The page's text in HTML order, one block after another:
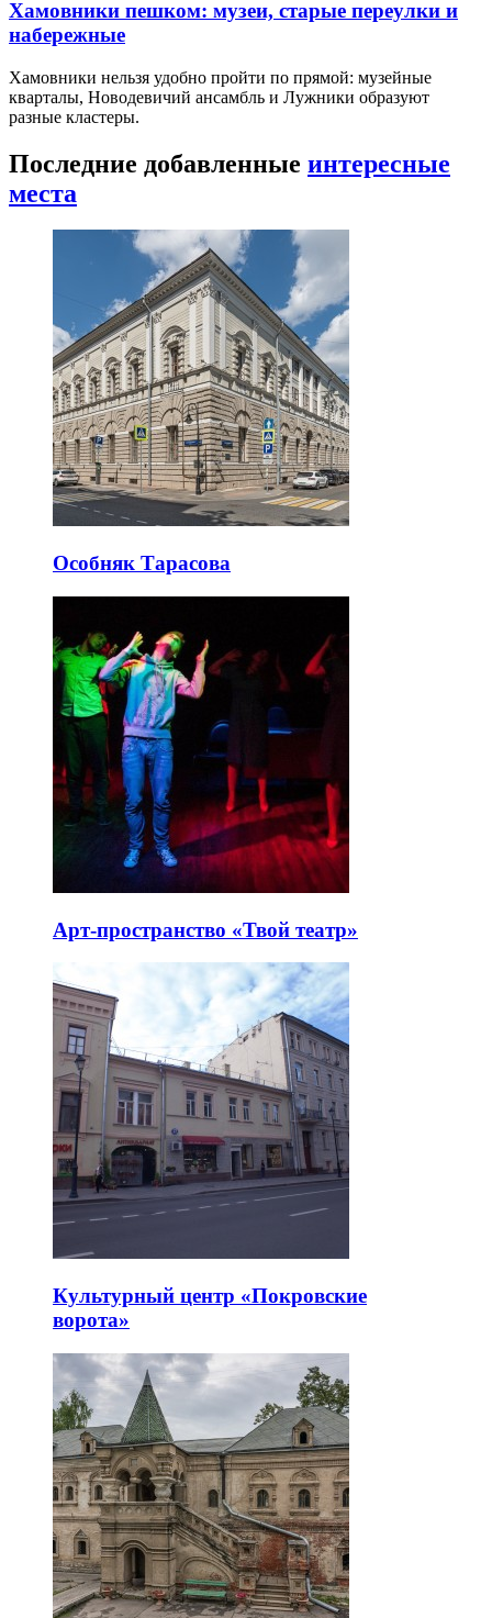
Хамовники пешком: музеи, старые переулки и
набережные
Хамовники нельзя удобно пройти по прямой: музейные
кварталы, Новодевичий ансамбль и Лужники образуют
разные кластеры.
Последние добавленные интересные
места
Особняк Тарасова
Арт-пространство «Твой театр»
Культурный центр «Покровские
ворота»